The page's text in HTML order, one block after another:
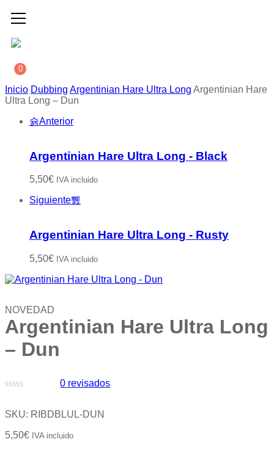
0
Inicio Dubbing Argentinian Hare Ultra Long Argentinian Hare
Ultra Long – Dun
Anterior
Argentinian Hare Ultra Long - Black
5,50€ IVA incluido
Siguiente
Argentinian Hare Ultra Long - Rusty
5,50€ IVA incluido
NOVEDAD
Argentinian Hare Ultra Long
– Dun
0
5
0 revisados
SKU: RIBDBLUL-DUN
5,50€ IVA incluido